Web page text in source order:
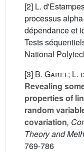
[2] L.
processus
dépendance et
Tests
National
[3] B. Garel; L.
Revealing
properties of
random
covariation,
Theory and
769-786